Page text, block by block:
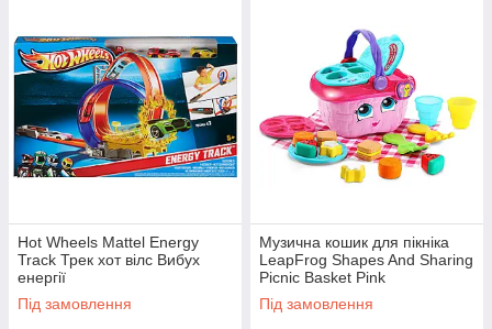
Hot Wheels Mattel Energy
Track Трек хот вілс Вибух
енергії
Під замовлення
Музична кошик для пікніка
LeapFrog Shapes And Sharing
Picnic Basket Pink
Під замовлення